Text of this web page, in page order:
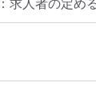
求人者の定め